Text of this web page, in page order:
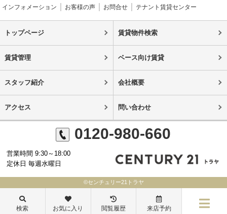
インフォメーション
お客様の声 お問合せ テナント賃貸センター
トップページ 賃貸物件検索
賃貸管理 ベース向け賃貸
スタッフ紹介 会社概要
アクセス 問い合わせ
0120-980-660
営業時間 9:30～18:00
定休日 毎週水曜日
©センチュリー21トラヤ
検索 お気に入り 閲覧履歴 来店予約